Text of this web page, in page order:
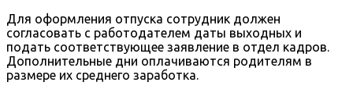
Для оформления отпуска сотрудник должен
согласовать с работодателем даты выходных и
подать соответствующее заявление в отдел кадров.
Дополнительные дни оплачиваются родителям в
размере их среднего заработка.